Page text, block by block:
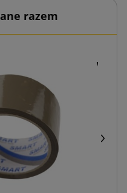
razem
Wiórki